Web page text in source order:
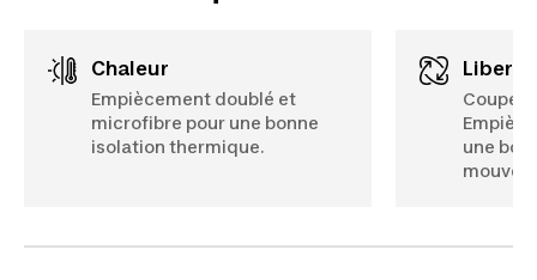
Chaleur
Empiècement doublé et
microfibre pour une bonne
isolation thermique.
Coupe
une